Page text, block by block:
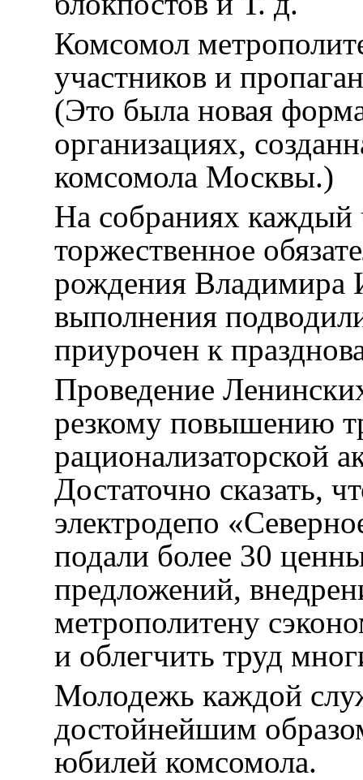
Комсомол
участников и
(Это была новая
организациях,
комсомола Москвы.)
На собраниях
торжественное
рождения Владимира
выполнения
приурочен к
Проведение
резкому повышению
рационализаторской
Достаточно сказать,
электродепо
подали более 30
предложений,
метрополитену
и облегчить труд
Молодежь каждой
достойнейшим
юбилей комсомола.